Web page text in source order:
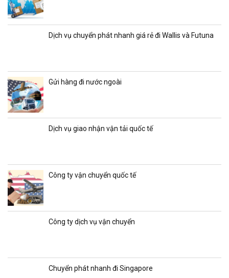
Dịch vụ chuyển phát nhanh giá rẻ đi Wallis và Futuna
Gửi hàng đi nước ngoài
Dịch vụ giao nhận vận tải quốc tế
Công ty vận chuyển quốc tế
Công ty dịch vụ vận chuyển
Chuyển phát nhanh đi Singapore